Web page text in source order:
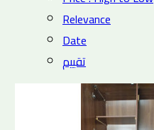
Relevance
Date
تقييم